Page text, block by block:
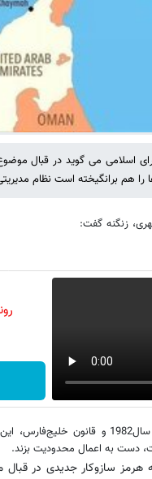
اسلامی می گوید در قبال
هم برانگیخته است نظام
زنگنه گفت:
ایران مطابق ماده‌20 کنوانسیون
دست به اعمال محدودیت بزند.
هرمز سازوکار جدیدی در قبال